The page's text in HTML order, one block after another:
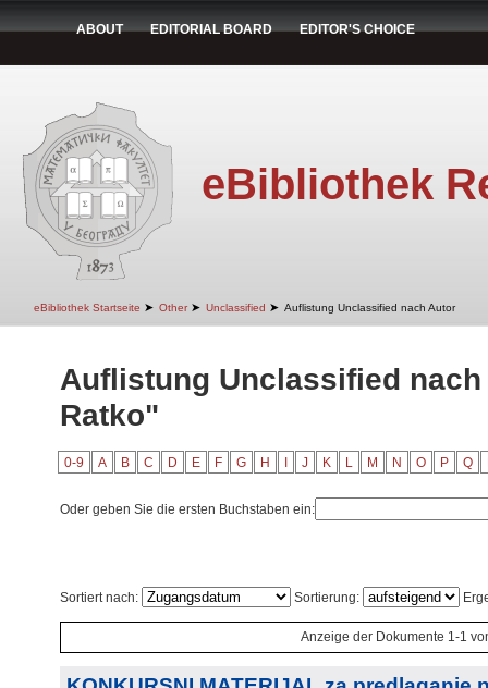
ABOUT EDITORIAL BOARD EDITOR'S CHOICE
eBibliothek
eBibliothek Startseite ➤ Other ➤ Unclassified ➤ Auflistung Unclassified nach Autor
Auflistung Unclassified
Ratko"
0-9 A B C D E F G H J K L M N O P Q
Oder geben Sie die ersten Buchstaben ein:
Sortiert nach: Sortierung:
Anzeige der Dokumente 1-1